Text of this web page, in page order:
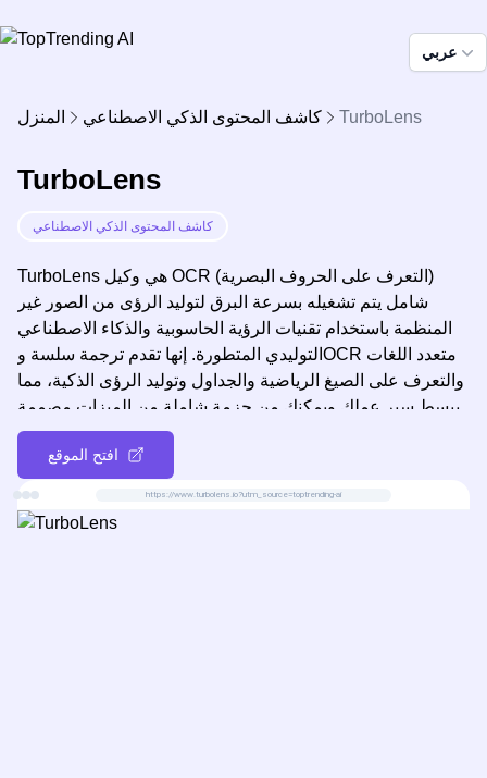
عربي
المنزل كاشف المحتوى الذكي الاصطناعي TurboLens
TurboLens
كاشف المحتوى الذكي الاصطناعي
TurboLens هي وكيل OCR (التعرف على الحروف البصرية)
شامل يتم تشغيله بسرعة البرق لتوليد الرؤى من الصور غير
المنظمة باستخدام تقنيات الرؤية الحاسوبية والذكاء الاصطناعي
التوليدي المتطورة. إنها تقدم ترجمة سلسة وOCR متعدد اللغات
والتعرف على الصيغ الرياضية والجداول وتوليد الرؤى الذكية، مما
يبسط سير عملك ويمكنك من حزمة شاملة من الميزات مصممة
لتلبية احتياجاتك.
افتح الموقع
https://www.turbolens.io?utm_source=toptrending-ai